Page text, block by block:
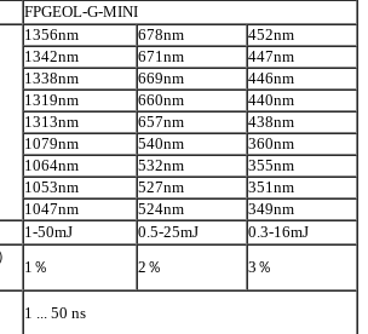
FPGEOL-G-MINI
1356nm 678nm
452nm
1342nm
671nm
447nm
1338nm
669nm
446nm
1319nm
660nm
440nm
1313nm
657nm
438nm
1079nm
540nm
360nm
1064nm
532nm
355nm
1053nm
527nm
351nm
1047nm
524nm
349nm
1-50mJ 0.5-25mJ
0.3-16mJ
1％ 2％
3％
1 ... 50 ns